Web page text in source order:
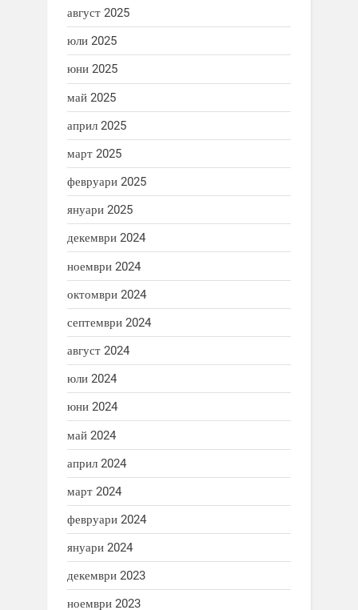
август 2025
юли 2025
юни 2025
май 2025
април 2025
март 2025
февруари 2025
януари 2025
декември 2024
ноември 2024
октомври 2024
септември 2024
август 2024
юли 2024
юни 2024
май 2024
април 2024
март 2024
февруари 2024
януари 2024
декември 2023
ноември 2023